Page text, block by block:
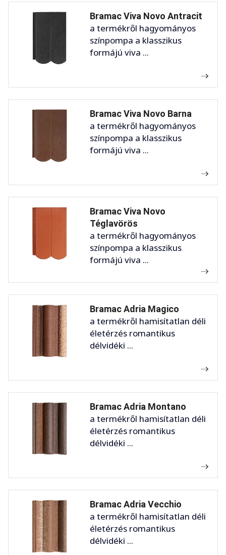
Bramac Viva Novo Antracit
a termékről hagyományos
színpompa a klasszikus
formájú viva ...
Bramac Viva Novo Barna
a termékről hagyományos
színpompa a klasszikus
formájú viva ...
Bramac Viva Novo
Téglavörös
a termékről hagyományos
színpompa a klasszikus
formájú viva ...
Bramac Adria Magico
a termékről hamisítatlan déli
életérzés romantikus
délvidéki ...
Bramac Adria Montano
a termékről hamisítatlan déli
életérzés romantikus
délvidéki ...
Bramac Adria Vecchio
a termékről hamisítatlan déli
életérzés romantikus
délvidéki ...